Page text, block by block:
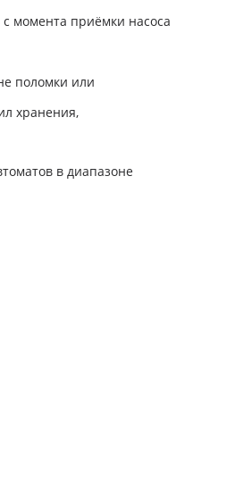
момента приёмки насоса
поломки или
хранения,
в диапазоне